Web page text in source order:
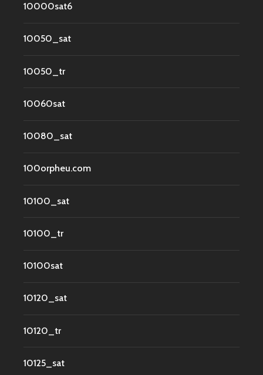
10000sat6
10050_sat
10050_tr
10060sat
10080_sat
100orpheu.com
10100_sat
10100_tr
10100sat
10120_sat
10120_tr
10125_sat